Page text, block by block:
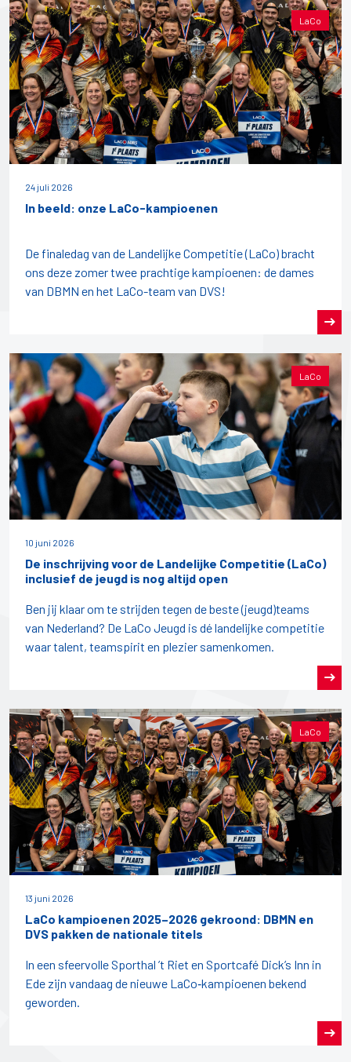
LaCo
24 juli 2026
In beeld: onze LaCo-kampioenen
De finaledag van de Landelijke Competitie (LaCo) bracht
ons deze zomer twee prachtige kampioenen: de dames
van DBMN en het LaCo-team van DVS!
LaCo
10 juni 2026
De inschrijving voor de Landelijke Competitie (LaCo)
inclusief de jeugd is nog altijd open
Ben jij klaar om te strijden tegen de beste (jeugd)teams
van Nederland? De LaCo Jeugd is dé landelijke competitie
waar talent, teamspirit en plezier samenkomen.
LaCo
13 juni 2026
LaCo kampioenen 2025–2026 gekroond: DBMN en
DVS pakken de nationale titels
In een sfeervolle Sporthal ’t Riet en Sportcafé Dick’s Inn in
Ede zijn vandaag de nieuwe LaCo‑kampioenen bekend
geworden.